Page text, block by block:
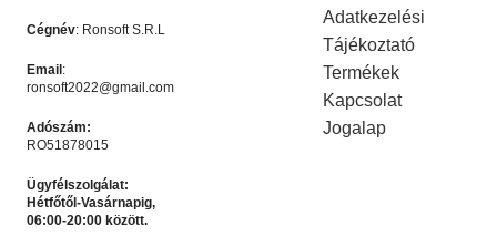
Cégnév: Ronsoft S.R.L
Email :
ronsoft2022@gmail.com
Adószám:
RO51878015
Ügyfélszolgálat:
Hétfőtől-Vasárnapig,
06:00-20:00 között.
Adatkezelési
Tájékoztató
Termékek
Kapcsolat
Jogalap